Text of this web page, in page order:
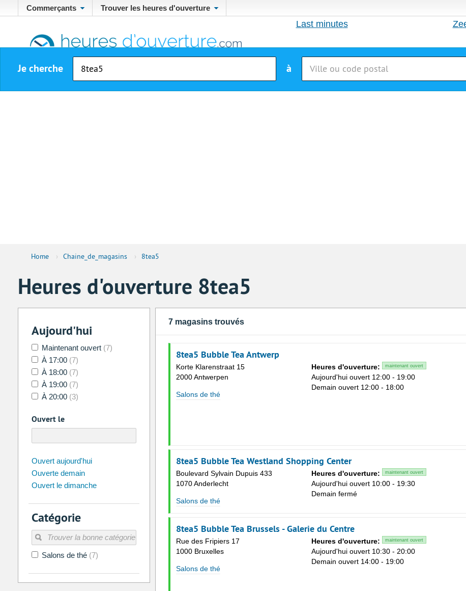
Commerçants Trouver les heures d'ouverture
Last minutes
Je cherche à
Home › Chaine_de_magasins › 8tea5
Heures d'ouverture 8tea5
Aujourd'hui
Maintenant ouvert (7)
À 17:00 (7)
À 18:00 (7)
À 19:00 (7)
À 20:00 (3)
Ouvert le
Di Lu Ve Sa
26 27 30 31
2 3 4 6 7
9 10
16 17 18 20 21
23 24 27 28
30 31 1 3 4
Ouvert aujourd'hui
Ouverte demain
Ouvert le dimanche
Catégorie
Salons de thé (7)
7 magasins trouvés
8tea5 Bubble Tea Antwerp
Korte Klarenstraat 15
2000 Antwerpen
Salons de thé
Heures d'ouverture: maintenant ouvert
Aujourd'hui ouvert 12:00 - 19:00
Demain ouvert 12:00 - 18:00
8tea5 Bubble Tea Westland Shopping Center
Boulevard Sylvain Dupuis 433
1070 Anderlecht
Salons de thé
Heures d'ouverture: maintenant ouvert
Aujourd'hui ouvert 10:00 - 19:30
Demain fermé
8tea5 Bubble Tea Brussels - Galerie du Centre
Rue des Fripiers 17
1000 Bruxelles
Salons de thé
Heures d'ouverture: maintenant ouvert
Aujourd'hui ouvert 10:30 - 20:00
Demain ouvert 14:00 - 19:00